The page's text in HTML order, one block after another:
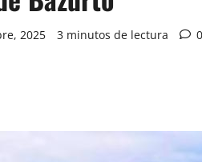
2025 3 minutos de lectura 0